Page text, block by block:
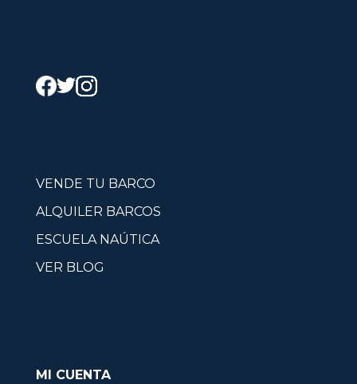
VENDE TU BARCO
ALQUILER BARCOS
ESCUELA NAÚTICA
VER BLOG
MI CUENTA